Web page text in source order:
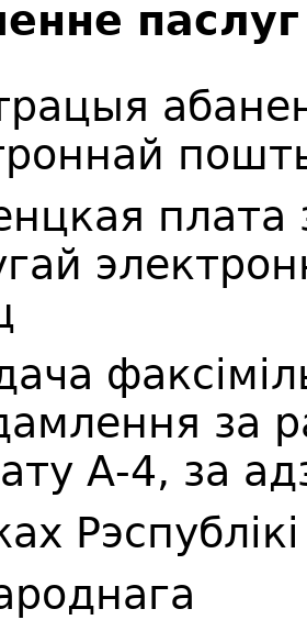
паслуг
плата
за
А-4, за